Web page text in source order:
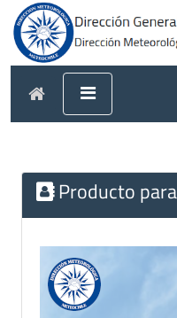
Producto